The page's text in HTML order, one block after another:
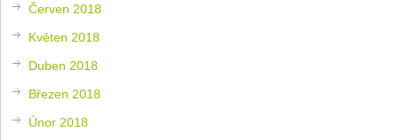
Červen 2018
Květen 2018
Duben 2018
Březen 2018
Únor 2018